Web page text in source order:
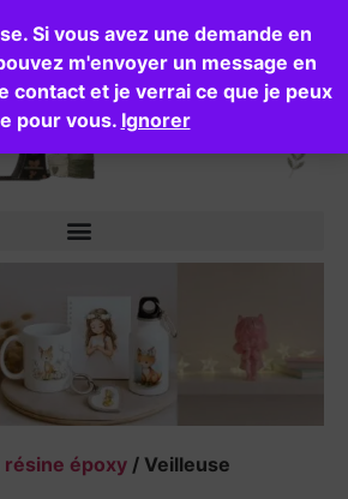
Si vous avez une demande en
m'envoyer un message en
contact et je verrai ce que je peux
pour vous. Ignorer
résine époxy / Veilleuse